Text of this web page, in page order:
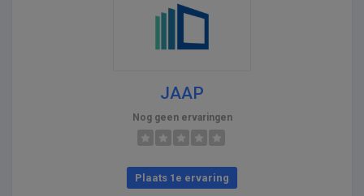
JAAP
Nog geen ervaringen
Plaats 1e ervaring